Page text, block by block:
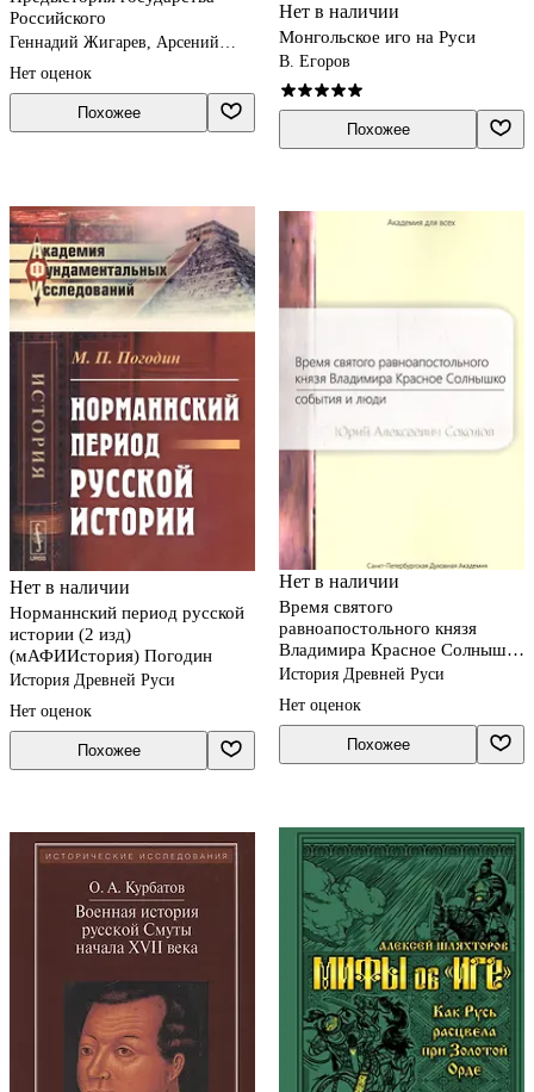
Российского
Геннадий Жигарев, Арсений
Нет оценок
Похожее
Нет в наличии
Монгольское иго на Руси
В. Егоров
Похожее
Нет в наличии
Норманнский период русской
истории (2 изд)
(мАФИИстория) Погодин
История Древней Руси
Нет оценок
Похожее
Нет в наличии
Время святого
равноапостольного князя
Владимира Красное Солнышко
(мАкадДВ) Соколов
История Древней Руси
Нет оценок
Похожее